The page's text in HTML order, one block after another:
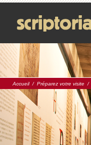
Accueil/ Préparez votre visite /